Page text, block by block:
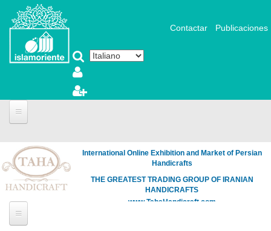
Salta al contenuto principale
Contactar Publicaciones
International Online Exhibition and Market of Persian
Handicrafts
THE GREATEST TRADING GROUP OF IRANIAN
HANDICRAFTS
www.TahaHandicraft.com